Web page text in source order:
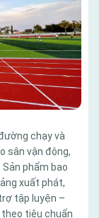
chạy và
sân vận động,
phẩm bao
xuất phát,
tập luyện –
tiêu chuẩn